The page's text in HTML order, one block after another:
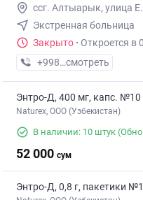
ссг. Алтыарык, улица
Экстренная больница
Закрыто · Откроется в
+998 (91) XXX-XX-XX
смотреть
Энтро-Д, 400 мг, капс. №10
Naturex, OOO (Узбекистан)
В наличии: 10 штук
52 000 сум
Энтро-Д, 0,8 г, пакетики